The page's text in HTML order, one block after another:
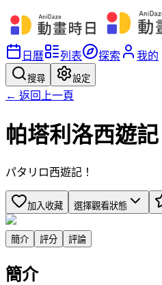
日曆 列表 探索 我的
搜尋 設定
← 返回上一頁
帕塔利洛西遊記
パタリロ西遊記！
加入收藏 選擇觀看狀態
簡介 評分 評論
簡介